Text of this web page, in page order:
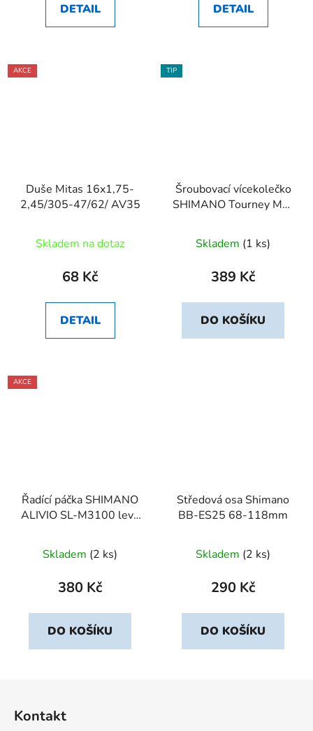
DETAIL DETAIL
AKCE
Duše Mitas 16x1,75-
2,45/305-47/62/ AV35
Skladem na dotaz
68 Kč
DETAIL
TIP
Šroubovací vícekolečko
SHIMANO Tourney MF-
Skladem (1 ks)
389 Kč
DO KOŠÍKU
AKCE
Řadící páčka SHIMANO
ALIVIO SL-M3100 levá
Skladem (2 ks)
380 Kč
DO KOŠÍKU
Středová osa Shimano
BB-ES25 68-118mm
Skladem (2 ks)
290 Kč
DO KOŠÍKU
Kontakt